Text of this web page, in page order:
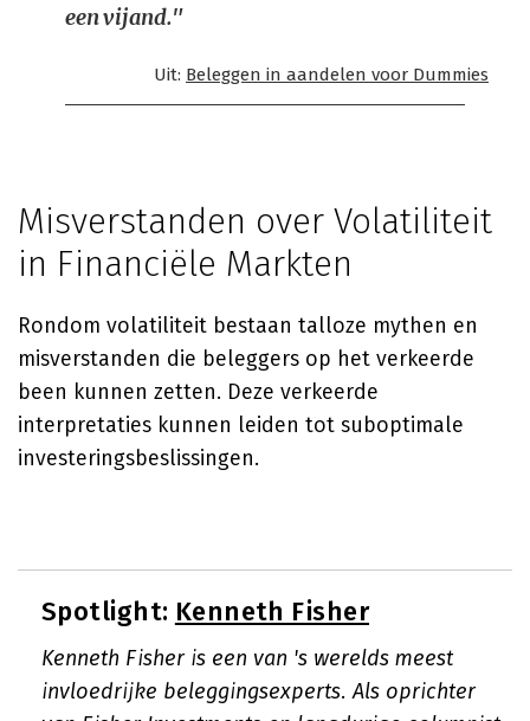
een vijand."
Uit: Beleggen in aandelen voor Dummies
Misverstanden over Volatiliteit
in Financiële Markten
Rondom volatiliteit bestaan talloze mythen en
misverstanden die beleggers op het verkeerde
been kunnen zetten. Deze verkeerde
interpretaties kunnen leiden tot suboptimale
investeringsbeslissingen.
Spotlight: Kenneth Fisher
Kenneth Fisher is een van 's werelds meest
invloedrijke beleggingsexperts. Als oprichter